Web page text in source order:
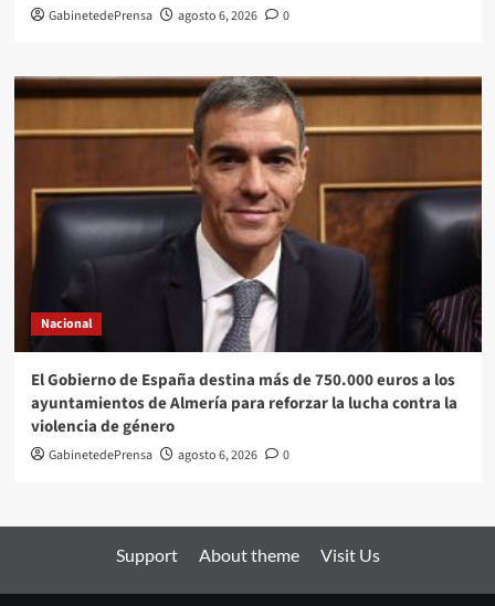
GabinetedePrensa agosto 6, 2026 0
Nacional
El Gobierno de España destina más de 750.000 euros a los
ayuntamientos de Almería para reforzar la lucha contra la
violencia de género
GabinetedePrensa agosto 6, 2026 0
Support About theme Visit Us